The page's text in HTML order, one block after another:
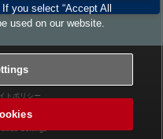
トポリシー
い合わせ
Settings
you select “Accept All
used on our website.